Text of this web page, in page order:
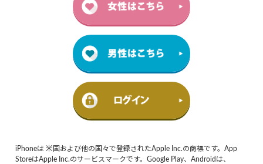
iPhoneは 米国および他の国々で登録されたApple Inc.の商標です。App
StoreはApple Inc.のサービスマークです。Google Play、Androidは、